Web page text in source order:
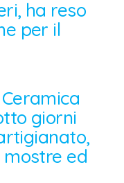
ha reso
per il
giorni
mostre ed